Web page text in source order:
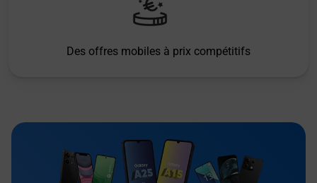
Des offres mobiles à prix compétitifs